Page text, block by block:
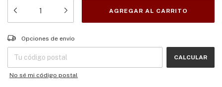
Entregas para el CP:
Opciones de envío
CALCULAR
No sé mi código postal